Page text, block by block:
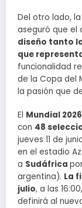
Del otro lado,
aseguró que el
diseño tanto
que
funcionalidad
de la Copa del
la pasión que
El Mundial 2026
con 48
jueves 11 de
en el estadio
a Sudáfrica
argentina). La
julio, a las
definirá al